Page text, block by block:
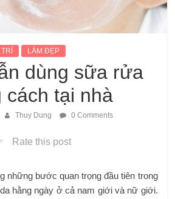
LÀM ĐẸP
dùng sữa rửa
cách tại nhà
Thuy Dung 0 Comments
Rate this post
những bước quan trọng đầu tiên trong
hằng ngày ở cả nam giới và nữ giới.